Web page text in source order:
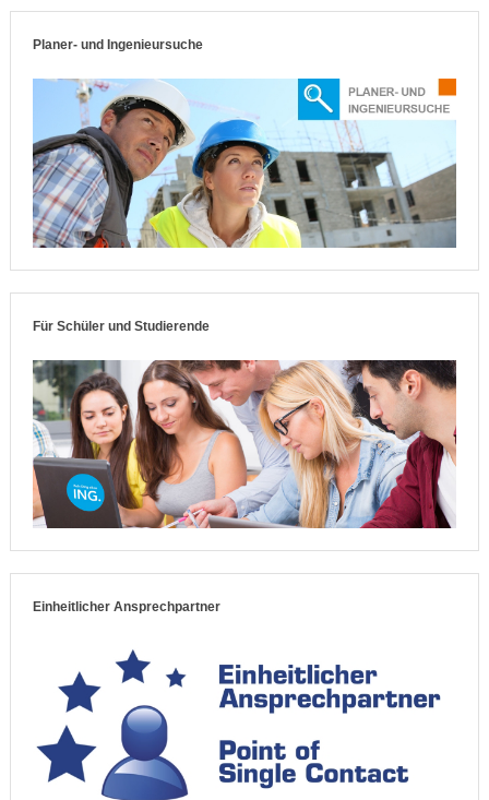
Planer- und Ingenieursuche
Für Schüler und Studierende
Einheitlicher Ansprechpartner